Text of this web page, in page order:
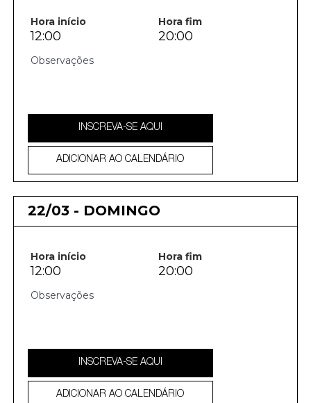
Hora início Hora fim
12:00 20:00
INSCREVA-SE AQUI
ADICIONAR AO CALENDÁRIO
22/03 - DOMINGO
Hora início Hora fim
12:00 20:00
INSCREVA-SE AQUI
ADICIONAR AO CALENDÁRIO